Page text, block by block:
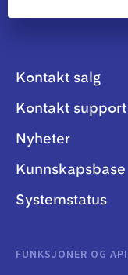
Kontakt salg
Kontakt support
Nyheter
Kunnskapsbase
Systemstatus
FUNKSJONER OG API